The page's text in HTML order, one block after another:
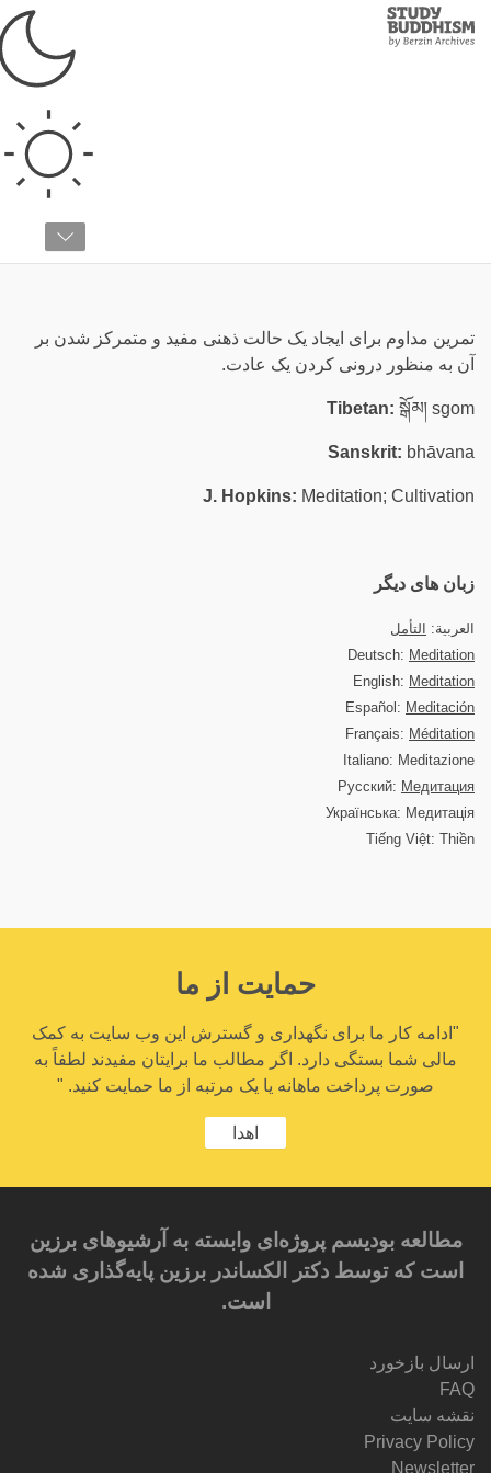
Study
Buddhism
تمرین مداوم برای ایجاد یک حالت ذهنی مفید و متمرکز شدن بر
آن به منظور درونی کردن یک عادت.
Tibetan: སྒོམ། sgom
Sanskrit: bhāvana
J. Hopkins: Meditation; Cultivation
زبان های دیگر
العربية:
التأمل
Deutsch: Meditation
English: Meditation
Español: Meditación
Français: Méditation
Italiano: Meditazione
Русский: Медитация
Українська: Медитація
Tiếng Việt: Thiền
حمایت از ما
"ادامه کار ما برای نگهداری و گسترش این وب سایت به کمک
مالی شما بستگی دارد. اگر مطالب ما برایتان مفیدند لطفاً به
صورت پرداخت ماهانه یا یک مرتبه از ما حمایت کنید. "
اهدا
مطالعه بودیسم پروژه‌ای وابسته به آرشیوهای برزین
است که توسط دکتر الکساندر برزین پایه‌گذاری شده
است.
ارسال بازخورد
FAQ
نقشه سایت
Privacy Policy
Newsletter